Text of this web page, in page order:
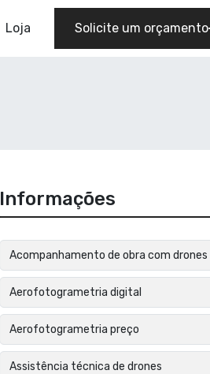
Loja Solicite um orçamento
Informações
Acompanhamento de obra com drones
Aerofotogrametria digital
Aerofotogrametria preço
Assistência técnica de drones